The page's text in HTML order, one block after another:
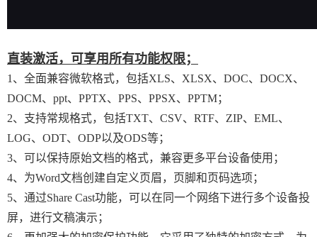
直装激活，可享用所有功能权限；
1、全面兼容微软格式，包括XLS、XLSX、DOC、DOCX、
DOCM、ppt、PPTX、PPS、PPSX、PPTM；
2、支持常规格式，包括TXT、CSV、RTF、ZIP、EML、
LOG、ODT、ODP以及ODS等；
3、可以保持原始文档的格式，兼容更多平台设备使用；
4、为Word文档创建自定义页眉，页脚和页码选项；
5、通过Share Cast功能，可以在同一个网络下进行多个设备投
屏，进行文稿演示；